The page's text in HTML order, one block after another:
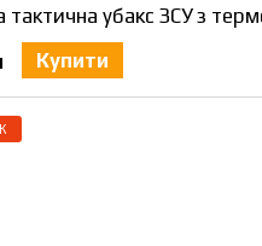
Купити